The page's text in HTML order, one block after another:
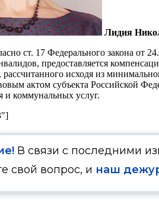
Лидия
ст. 17 Федерального закона от
предоставляется
рассчитанного исходя из
актом субъекта Российской
коммунальных услуг.
В связи с последними
свой вопрос, и наш